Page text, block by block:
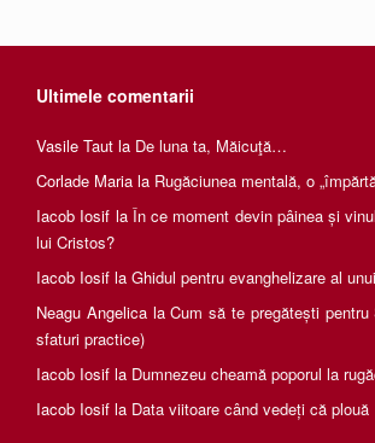
Ultimele comentarii
Vasile Taut la De luna ta, Măicuţă…
Corlade Maria la Rugăciunea mentală, o
Iacob Iosif la În ce moment devin pâinea și
lui Cristos?
Iacob Iosif la Ghidul pentru evanghelizare al
Neagu AngelicalaCum să te pregătești
sfaturi practice)
Iacob Iosif la Dumnezeu cheamă poporul la
Iacob Iosif la Data viitoare când vedeți că plouă